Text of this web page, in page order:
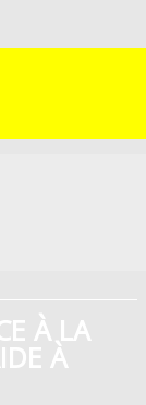
À LA
À